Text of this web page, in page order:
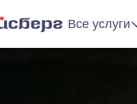
Все услуги